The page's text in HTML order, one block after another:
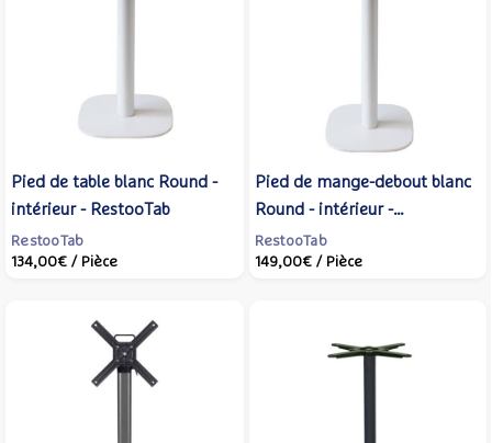
Pied de table blanc Round -
intérieur - RestooTab
RestooTab
134,00€ / Pièce
Pied de mange-debout blanc
Round - intérieur -
RestooTab
RestooTab
149,00€ / Pièce